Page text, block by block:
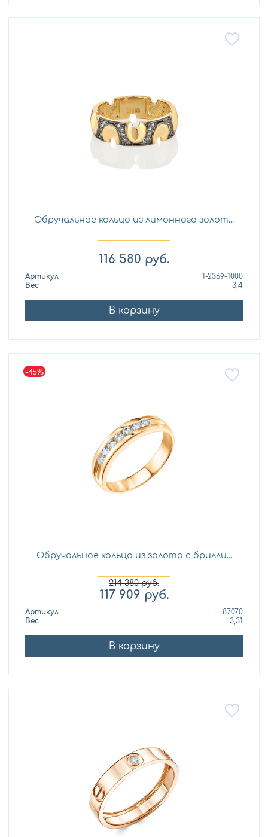
Обручальное кольцо из лимонного золот...
116 580 руб.
Артикул
1-2369-1000
Вес
3,4
В корзину
-45%
Обручальное кольцо из золота с брилли...
214 380руб.
117 909 руб.
Артикул
87070
Вес
3,31
В корзину